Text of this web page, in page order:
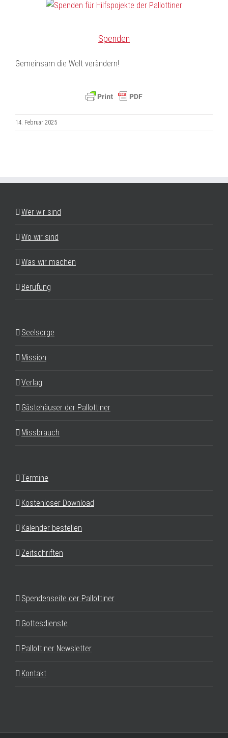
Spenden
Gemeinsam die Welt verändern!
14. Februar 2025
Wer wir sind
Wo wir sind
Was wir machen
Berufung
Seelsorge
Mission
Verlag
Gästehäuser der Pallottiner
Missbrauch
Termine
Kostenloser Download
Kalender bestellen
Zeitschriften
Spendenseite der Pallottiner
Gottesdienste
Pallottiner Newsletter
Kontakt